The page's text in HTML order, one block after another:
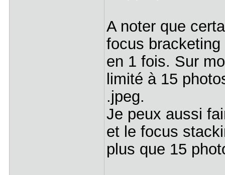
A noter que
focus
en 1 fois. Sur
limité à 15
.jpeg.
Je peux aussi
et le focus
plus que 15